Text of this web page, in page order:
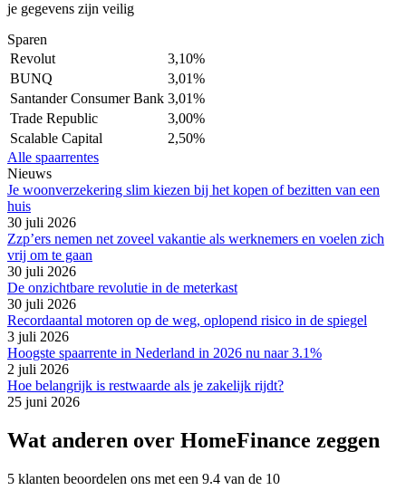
je gegevens zijn veilig
Sparen
Revolut
3,10%
BUNQ
3,01%
Santander Consumer Bank 3,01%
Trade Republic
3,00%
Scalable Capital
2,50%
Alle spaarrentes
Nieuws
Je woonverzekering slim kiezen bij het kopen of bezitten van een
huis
30 juli 2026
Zzp’ers nemen net zoveel vakantie als werknemers en voelen zich
vrij om te gaan
30 juli 2026
De onzichtbare revolutie in de meterkast
30 juli 2026
Recordaantal motoren op de weg, oplopend risico in de spiegel
3 juli 2026
Hoogste spaarrente in Nederland in 2026 nu naar 3.1%
2 juli 2026
Hoe belangrijk is restwaarde als je zakelijk rijdt?
25 juni 2026
Wat anderen over HomeFinance zeggen
5 klanten beoordelen ons met een 9.4 van de 10